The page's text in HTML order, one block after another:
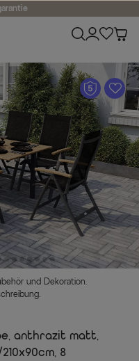
A
und Dekoration.
anthrazit matt,
8